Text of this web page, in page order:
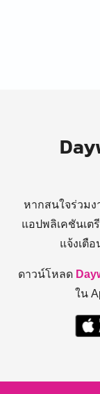
หากสนใจร่วมง
แอปพลิเคชันเต
แจ้งเตื
ดาวน์โหลด
ใน